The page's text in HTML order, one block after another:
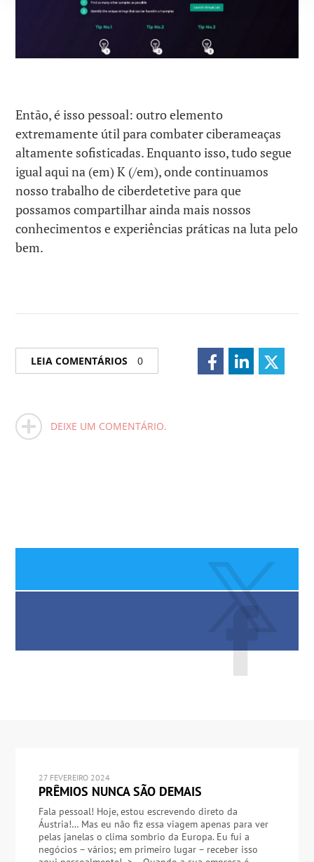
Então, é isso pessoal: outro elemento
extremamente útil para combater ciberameaças
altamente sofisticadas. Enquanto isso, tudo segue
igual aqui na (em) K (/em), onde continuamos
nosso trabalho de ciberdetetive para que
possamos compartilhar ainda mais nossos
conhecimentos e experiências práticas na luta pelo
bem.
LEIA COMENTÁRIOS 0
DEIXE UM COMENTÁRIO.
27 FEVEREIRO 2024
PRÊMIOS NUNCA SÃO DEMAIS
Fala pessoal! Hoje, estou escrevendo direto da
Áustria!… Mas eu não fiz essa viagem apenas para ver
pelas janelas o clima sombrio da Europa. Eu fui a
negócios – vários; em primeiro lugar – receber isso